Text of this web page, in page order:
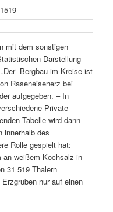
mit dem sonstigen
Darstellung
Bergbau im Kreise ist
Raseneisenerz bei
aufgegeben. – In
Private
Tabelle wird dann
innerhalb des
Rolle gespielt hat:
an weißem Kochsalz in
31 519 Thalern
nur auf einen